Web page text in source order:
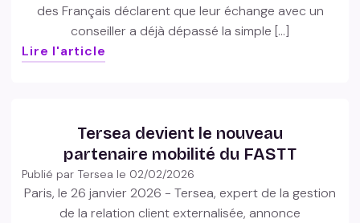
des Français déclarent que leur échange avec un
conseiller a déjà dépassé la simple […]
Lire l'article
Tersea devient le nouveau
partenaire mobilité du FASTT
Publié par Tersea le 02/02/2026
Paris, le 26 janvier 2026 - Tersea, expert de la gestion
de la relation client externalisée, annonce